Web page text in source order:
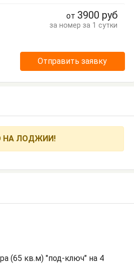
Кухонный стол
от 3900 руб
за номер за 1 сутки
Отправить заявку
НА ЛОДЖИИ!
(65 кв.м) "под-ключ" на 4